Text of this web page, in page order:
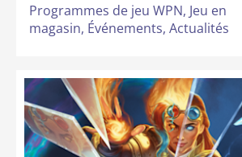
Programmes de jeu WPN, Jeu en
magasin, Événements, Actualités